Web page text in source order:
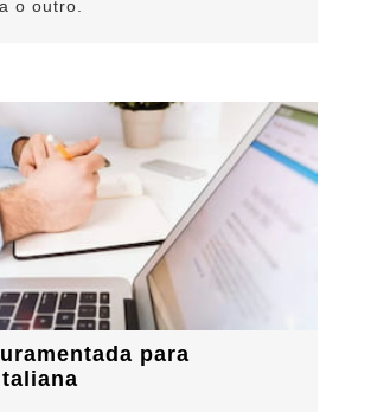
o outro.
para